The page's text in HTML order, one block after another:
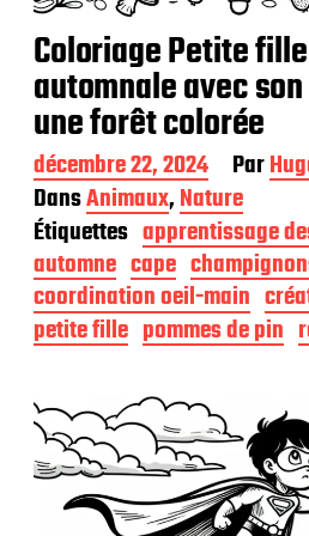
Coloriage Petite
automnale avec
une forêt colorée
D
a
t
e
d
e
p
u
b
i
c
a
t
décembre 22, 2024 Par
DansAnimaux,Nature
Étiquettes apprentissage
automne cape
coordination oeil-main
petite fille pommes de pin